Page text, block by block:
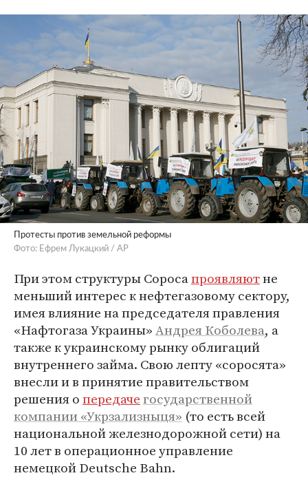
Протесты против земельной реформы
Фото: Ефрем Лукацкий / AP
При этом структуры Соросапроявляютне
меньший интерес к нефтегазовому сектору,
имея влияние на председателя правления
«Нафтогаза Украины»Андрея Коболева, а
также к украинскому рынку облигаций
внутреннего займа. Свою лепту «соросята»
внесли и в принятие правительством
решения опередачегосударственной
компании «Укрзализныця» (то есть всей
национальной железнодорожной сети) на
10 лет в операционное управление
немецкой Deutsche Bahn.